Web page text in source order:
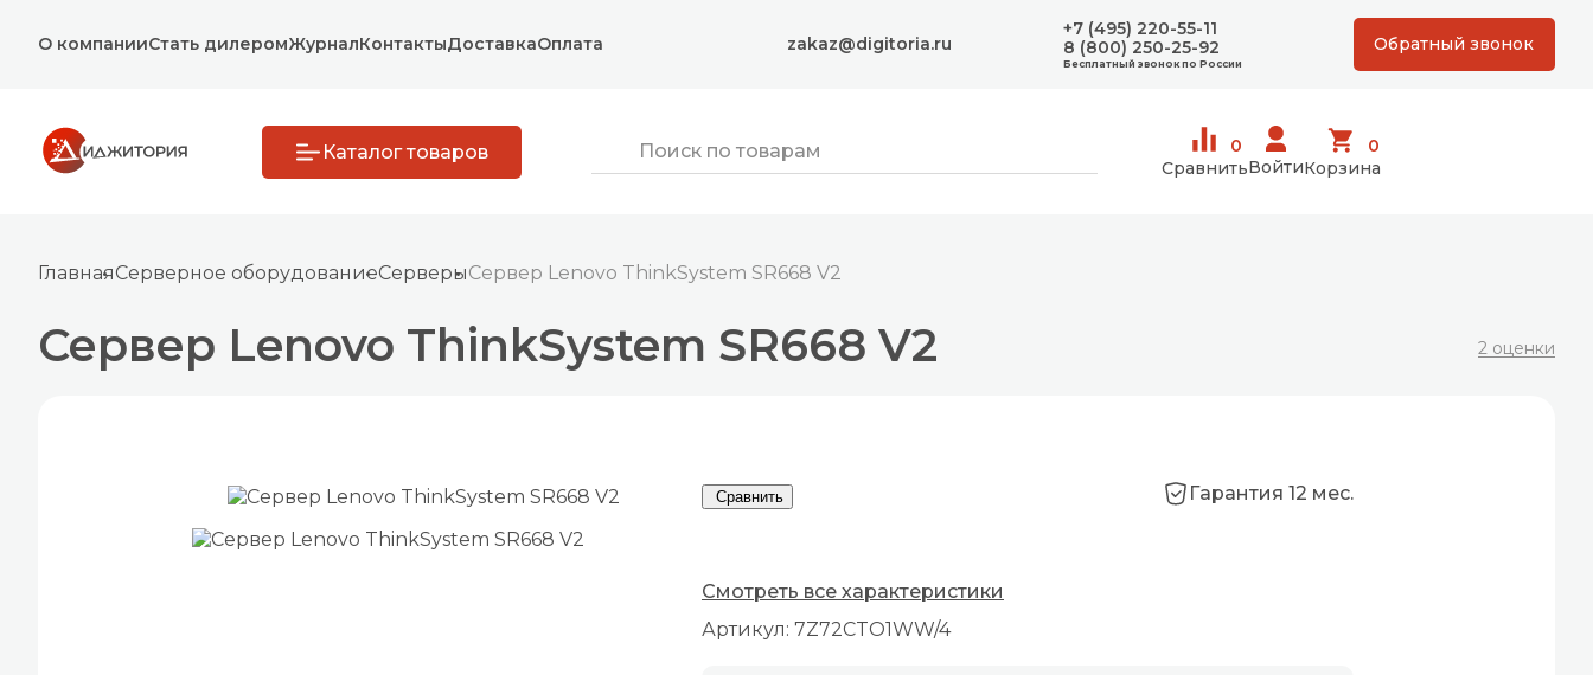
О компанииСтать дилеромЖурналКонтактыДоставкаОплата zakaz@digitoria.ru
+7 (495) 220-55-11
8 (800) 250-25-92
Бесплатный звонок по России
Обратный звонок
Каталог товаров
0
СравнитьВойти
0
Корзина
ГлавнаяСерверное оборудованиеСерверыСервер Lenovo ThinkSystem SR668 V2
Сервер Lenovo ThinkSystem SR668 V2 2 оценки
Артикул: 7Z72CTO1WW/4
Сравнить Гарантия 12 мес.
Смотреть все характеристики